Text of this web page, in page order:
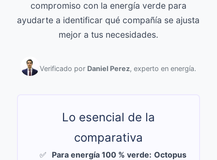
compromiso con la energía verde para
ayudarte a identificar qué compañía se ajusta
mejor a tus necesidades.
Verificado por Daniel Perez, experto en energía.
Lo esencial de la
comparativa
Para energía 100 % verde: Octopus